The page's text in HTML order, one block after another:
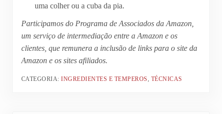
uma colher ou a cuba da pia.
Participamos do Programa de Associados da Amazon,
um serviço de intermediação entre a Amazon e os
clientes, que remunera a inclusão de links para o site da
Amazon e os sites afiliados.
CATEGORIA:INGREDIENTES E TEMPEROS, TÉCNICAS